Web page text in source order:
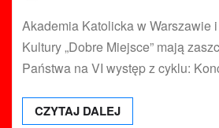
Akademia Katolicka w Warszawie
Kultury „Dobre Miejsce” mają
Państwa na VI występ z cyklu:
CZYTAJ DALEJ